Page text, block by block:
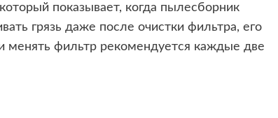
показывает, когда пылесборник
грязь даже после очистки фильтра, его
менять фильтр рекомендуется каждые две